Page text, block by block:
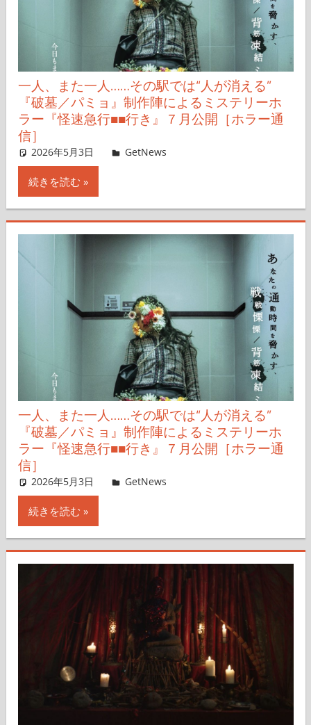
一人、また一人……その駅では“人が消える”
『破墓／パミョ』制作陣によるミステリーホ
ラー『怪速急行■■行き』７月公開［ホラー通
信］
2026年5月3日 レイナス
GetNews
続きを読む
一人、また一人……その駅では“人が消える”
『破墓／パミョ』制作陣によるミステリーホ
ラー『怪速急行■■行き』７月公開［ホラー通
信］
2026年5月3日 レイナス
GetNews
続きを読む